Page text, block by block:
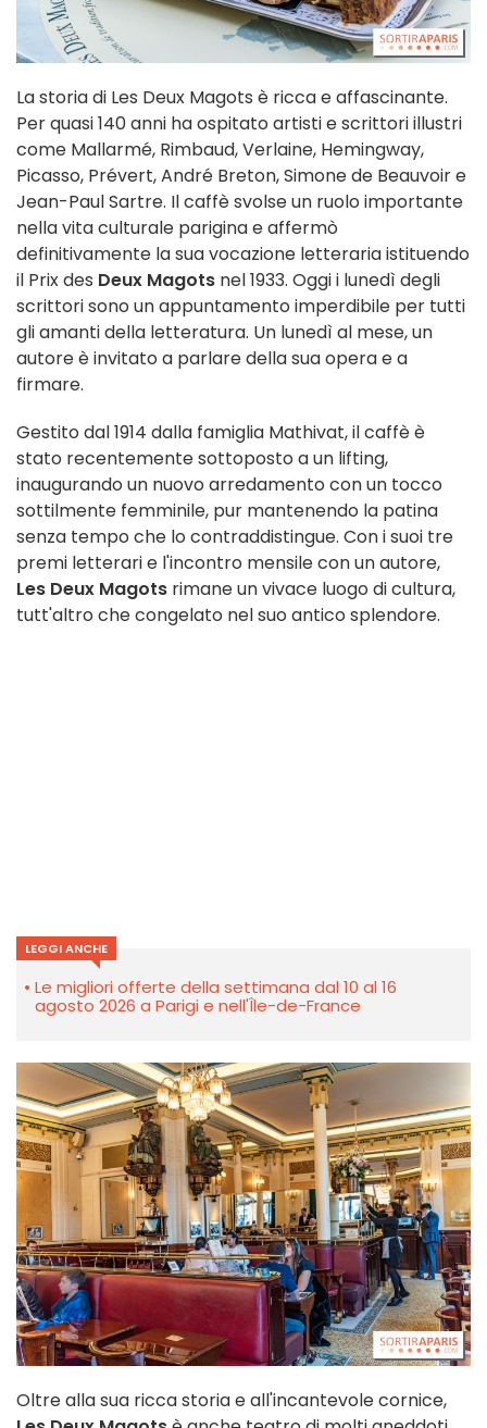
La storia di Les Deux Magots è ricca e affascinante.
Per quasi 140 anni ha ospitato artisti e scrittori illustri
come Mallarmé, Rimbaud, Verlaine, Hemingway,
Picasso, Prévert, André Breton, Simone de Beauvoir e
Jean-Paul Sartre. Il caffè svolse un ruolo importante
nella vita culturale parigina e affermò
definitivamente la sua vocazione letteraria istituendo
il Prix des Deux Magots nel 1933. Oggi i lunedì degli
scrittori sono un appuntamento imperdibile per tutti
gli amanti della letteratura. Un lunedì al mese, un
autore è invitato a parlare della sua opera e a
firmare.
Gestito dal 1914 dalla famiglia Mathivat, il caffè è
stato recentemente sottoposto a un lifting,
inaugurando un nuovo arredamento con un tocco
sottilmente femminile, pur mantenendo la patina
senza tempo che lo contraddistingue. Con i suoi tre
premi letterari e l'incontro mensile con un autore,
Les Deux Magots rimane un vivace luogo di cultura,
tutt'altro che congelato nel suo antico splendore.
LEGGI ANCHE
Le migliori offerte della settimana dal 10 al 16
agosto 2026 a Parigi e nell'Île-de-France
Oltre alla sua ricca storia e all'incantevole cornice,